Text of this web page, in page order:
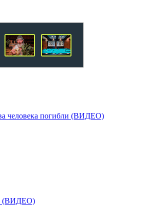
человека погибли (ВИДЕО)
(ВИДЕО)